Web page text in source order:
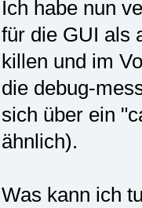
Ich habe nun
für die GUI als
killen und im
die debug-
sich über ein
ähnlich).
Was kann ich